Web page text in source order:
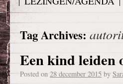
Tag Archives:
Een kind leiden
Posted on 28 december 2015 by